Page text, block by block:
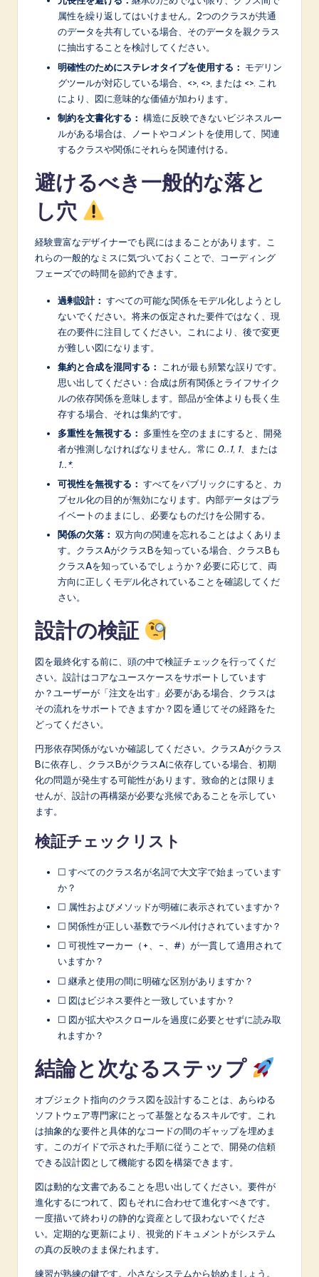
属性を繰り返してはいけません。2つのクラスが共通
のデータを共有している場合、そのデータを親クラス
に抽出することを検討してください。
明確性のためにステレオタイプを使用する： モデリン
グツールが対応している場合、<>, <>, または <>. これ
により、図に意味的な価値が加わります。
制約を文書化する： 構造に反映できないビジネスルー
ルがある場合は、ノートやコメントを使用して、関連
するクラスや関係にそれらを関連付ける。
避けるべき一般的な落と
し穴
経験豊富なデザイナーでも罠にはまることがあります。こ
れらの一般的なミスに気づいておくことで、コーディング
フェーズでの時間を節約できます。
過剰設計： すべての可能な関係をモデル化しようとし
ないでください。将来の仮定された要件ではなく、現
在の要件に注目してください。これにより、後で変更
が難しい図になります。
集約と合成を混同する：
これが最も頻繁な誤りです。
思い出してください：合成は所有関係とライフサイク
ルの依存関係を意味します。部品が全体よりも長く生
存する場合、それは集約です。
多重性を無視する： 多重性を空のままにすると、開発
者が推測しなければなりません。常に 0..1, 1、または
1..*.
可視性を無視する： すべてをパブリックにすると、カ
プセル化の目的が無効になります。内部データはプラ
イベートのままにし、必要なものだけを公開する。
関係の欠落： 双方向の関連を忘れることはよくありま
す。クラスAがクラスBを知っている場合、クラスBも
クラスAを知っているでしょうか？必要に応じて、両
方向に正しくモデル化されていることを確認してくだ
さい。
設計の検証
図を最終化する前に、頭の中で検証チェックを行ってくだ
さい。設計はコアなユースケースをサポートしています
か？ユーザーが「注文を出す」必要がある場合、クラスは
その流れをサポートできますか？図を通じてその経路をた
どってください。
円形依存関係がないか確認してください。クラスAがクラス
Bに依存し、クラスBがクラスAに依存している場合、初期
化の問題が発生する可能性があります。致命的とは限りま
せんが、設計の再構築が必要な兆候であることを示してい
ます。
検証チェックリスト
☐ すべてのクラス名が名詞で大文字で始まっています
か？
☐ 属性およびメソッドが明確に表示されていますか？
☐ 関係性が正しい基数でラベル付けされていますか？
☐ 可視性マーカー（+、-、#）が一貫して適用されて
いますか？
☐ 継承と使用の間に明確な区別がありますか？
☐ 図はビジネス要件と一致していますか？
☐ 図が拡大やスクロールを過度に必要とせずに読み取
れますか？
結論と次なるステップ
オブジェクト指向のクラス図を設計することは、あらゆる
ソフトウェア専門家にとって基盤となるスキルです。これ
は抽象的な要件と具体的なコードの間のギャップを埋めま
す。このガイドで示された手順に従うことで、開発の信頼
できる設計図として機能する図を構築できます。
図は動的な文書であることを思い出してください。要件が
進化するにつれて、図もそれに合わせて進化すべきです。
一度描いて終わりの静的な資産として扱わないでくださ
い。定期的な更新により、視覚的ドキュメントがシステム
の真の反映のまま保たれます。
練習が熟練の鍵です。小さなシステムから始めましょう。